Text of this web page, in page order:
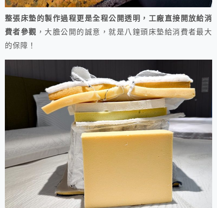
整張床墊的製作過程更是全程公開透明，工廠直接開放給消
費者參觀 ，大膽公開的誠意，就是八鐘頭床墊給消費者最大
的保障！